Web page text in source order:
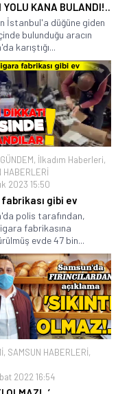
YOLU KANA BULANDI!..
İstanbul'a düğüne giden
bulunduğu aracın
karıştığı...
GÜNDEM, İlkadım Haberleri,
HABERLERİ
2023 15:50
gibi ev
polis tarafından,
fabrikasına
evde 47 bin...
, SAMSUN HABERLERİ,
2022 16:54